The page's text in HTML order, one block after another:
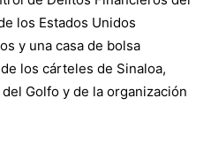
los Estados Unidos
y una casa de bolsa
los cárteles de Sinaloa,
Golfo y de la organización